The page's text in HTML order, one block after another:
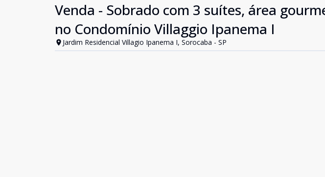
Venda - Sobrado com 3 suítes, área
no Condomínio Villaggio Ipanema I
Jardim Residencial Villagio Ipanema I, Sorocaba - SP